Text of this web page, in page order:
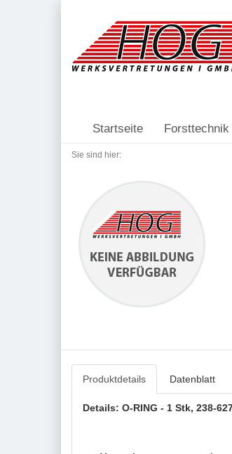
Startseite Forsttechnik
Sie sind hier:
Produktdetails Datenblatt
Details: O-RING - 1 Stk, 238-